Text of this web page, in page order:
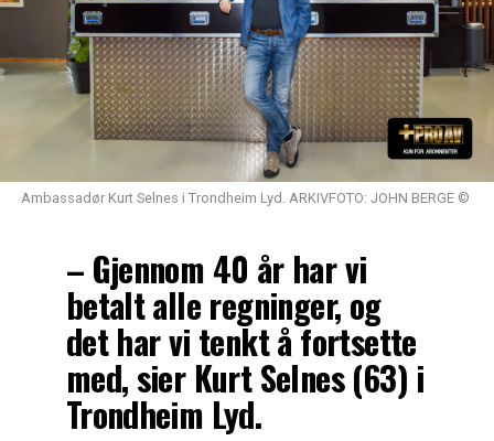
Ambassadør Kurt Selnes i Trondheim Lyd. ARKIVFOTO: JOHN BERGE ©
– Gjennom 40 år har vi
betalt alle regninger, og
det har vi tenkt å fortsette
med, sier Kurt Selnes (63) i
Trondheim Lyd.